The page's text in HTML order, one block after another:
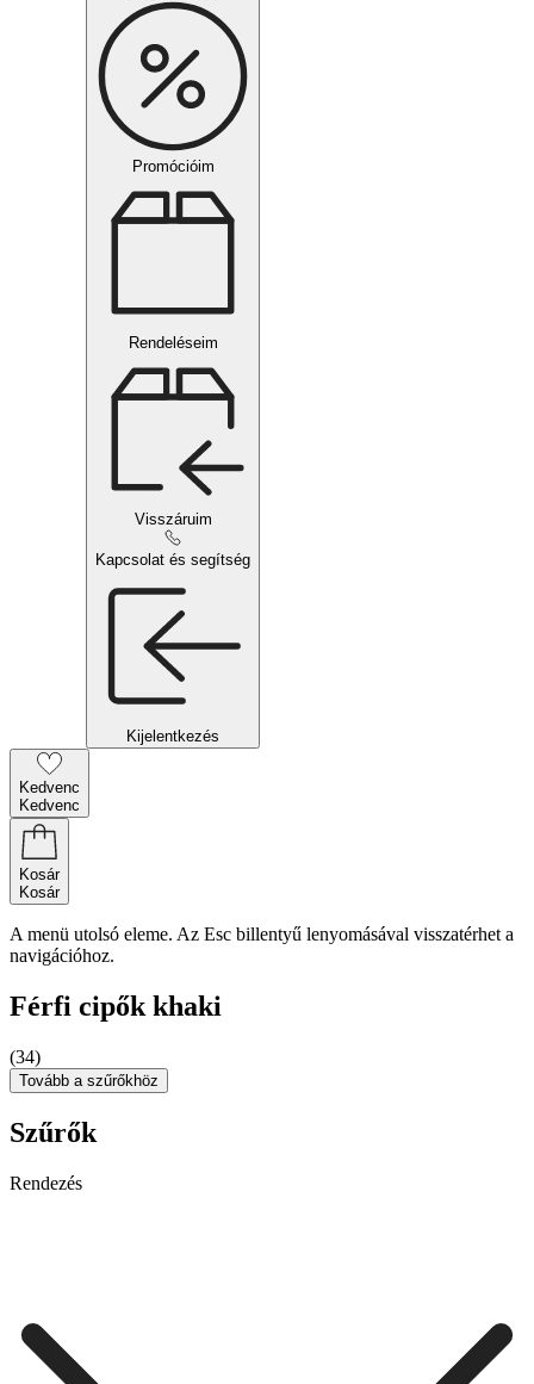
Promócióim
Rendeléseim
Visszáruim
Kapcsolat és segítség
Kijelentkezés
Kedvenc
Kedvenc
Kosár
Kosár
A menü utolsó eleme. Az Esc billentyű lenyomásával visszatérhet a
navigációhoz.
Férfi cipők khaki
(34)
Tovább a szűrőkhöz
Szűrők
Rendezés